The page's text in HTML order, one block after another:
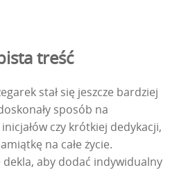
treść
stał się jeszcze bardziej
sposób na
czy krótkiej dedykacji,
na całe życie.
aby dodać indywidualny